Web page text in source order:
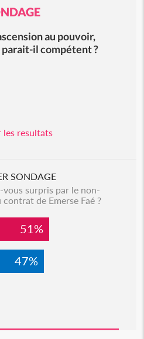
au pouvoir,
il compétent ?
les resultats
SONDAGE
vous surpris par le non-
de Emerse Faé ?
51%
47%